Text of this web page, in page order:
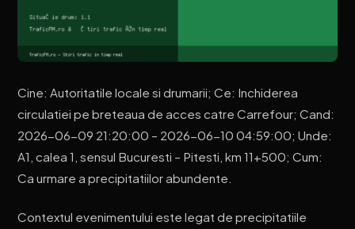
Cine: Autoritatile locale si drumarii; Ce: Inchiderea
circulatiei pe breteaua de acces catre Carrefour; Cand:
2026-06-09 21:20:00 – 2026-06-10 04:59:00; Unde:
A1, calea 1, sensul Bucuresti – Pitesti, km 11+500; Cum:
Ca urmare a precipitatiilor abundente.
Contextul evenimentului este legat de precipitatiile